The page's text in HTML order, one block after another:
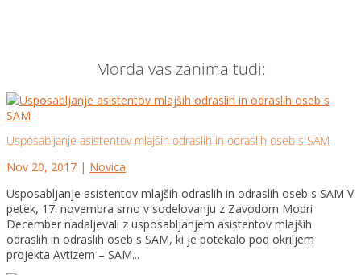
Morda vas zanima tudi:
Usposabljanje asistentov mlajših odraslih in odraslih oseb s SAM
Nov 20, 2017 | Novica
Usposabljanje asistentov mlajših odraslih in odraslih oseb s SAM V
petek, 17. novembra smo v sodelovanju z Zavodom Modri
December nadaljevali z usposabljanjem asistentov mlajših
odraslih in odraslih oseb s SAM, ki je potekalo pod okriljem
projekta Avtizem – SAM...